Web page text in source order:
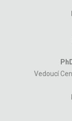
Vedoucí